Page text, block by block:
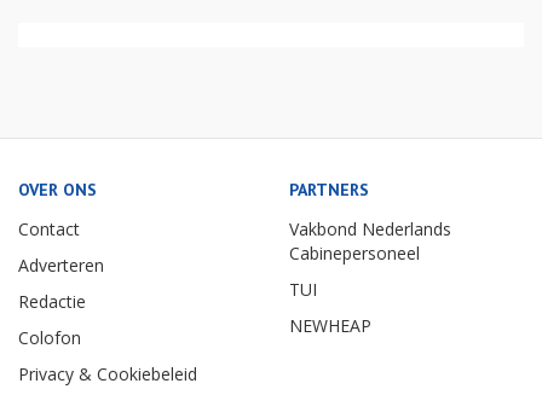
OVER ONS
Contact
Adverteren
Redactie
Colofon
Privacy & Cookiebeleid
PARTNERS
Vakbond Nederlands
Cabinepersoneel
TUI
NEWHEAP